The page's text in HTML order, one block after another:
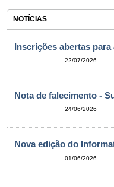
NOTÍCIAS
Inscrições abertas
22/07/2026
Nota de falecimento -
24/06/2026
Nova edição do
01/06/2026